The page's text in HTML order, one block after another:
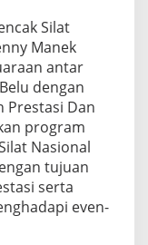
Silat
Manek
antar
dengan
Prestasi Dan
program
Nasional
tujuan
serta
even-